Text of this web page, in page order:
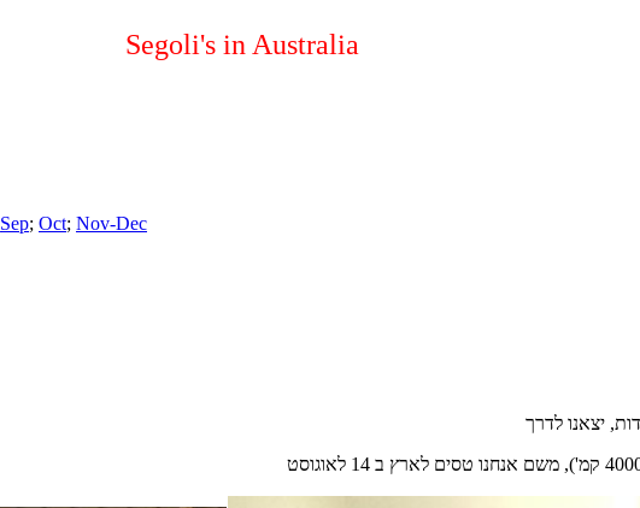
Segoli's in Australia
Sep; Oct; Nov-Dec
יצאנו לדרך